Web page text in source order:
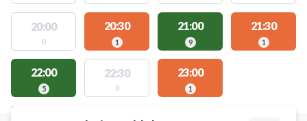
20:00
0
20:30
1
21:00
9
21:30
1
22:00
5
22:30
0
23:00
1
STEDER MED LEDIGE AKTIVITETER